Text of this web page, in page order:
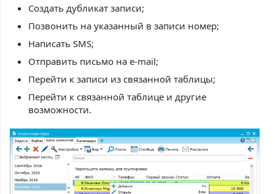
Создать дубликат записи;
Позвонить на указанный в записи номер;
Написать SMS;
Отправить письмо на e-mail;
Перейти к записи из связанной таблицы;
Перейти к связанной таблице и другие
возможности.